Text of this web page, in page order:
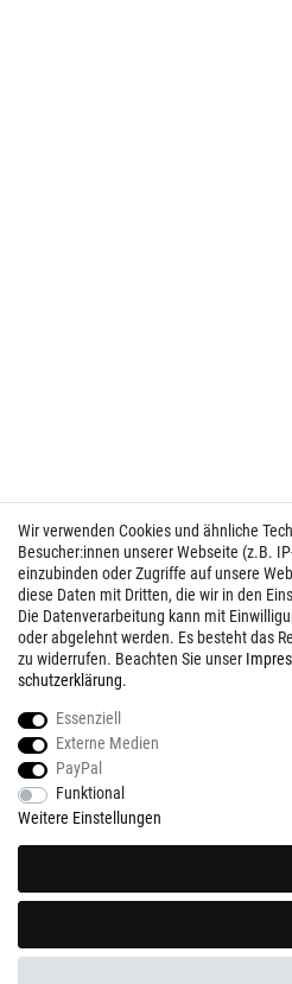
Wir verwenden Cookies und ähnliche
Besucher:innen unserer Webseite (z.B.
einzubinden oder Zugriffe auf unsere
diese Daten mit Dritten, die wir in den
Die Datenverarbeitung kann mit
oder abgelehnt werden. Es besteht das
zu widerrufen. Beachten Sie unser
schutz­erklärung.
Essenziell
Externe Medien
PayPal
Funktional
Weitere Einstellungen